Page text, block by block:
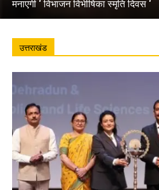
मनाएगी ‘ विभाजन विभीषिका स्मृति दिवस ‘
उत्तराखंड